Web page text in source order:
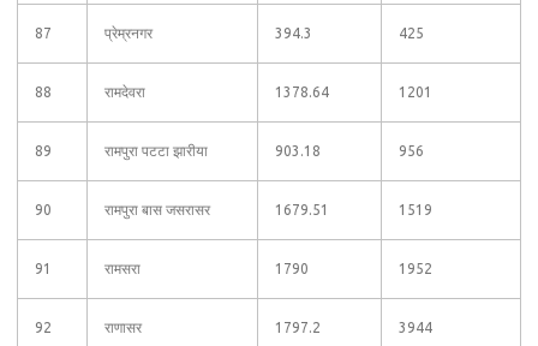
87 प्रेम्रनगर 394.3 425
88 रामदेवरा 1378.64 1201
89 रामपुरा पटटा झारीया 903.18 956
90 रामपुरा बास जसरासर 1679.51 1519
91 रामसरा 1790 1952
92 राणासर 1797.2 3944